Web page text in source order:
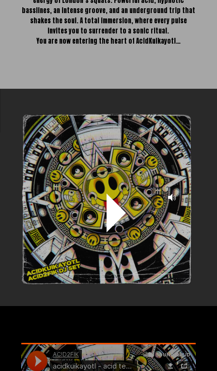
basslines, an intense groove, and an underground trip that
shakes the soul. A total immersion, where every pulse
invites you to surrender to a sonic ritual.
You are now entering the heart of AcidKuikayotl…